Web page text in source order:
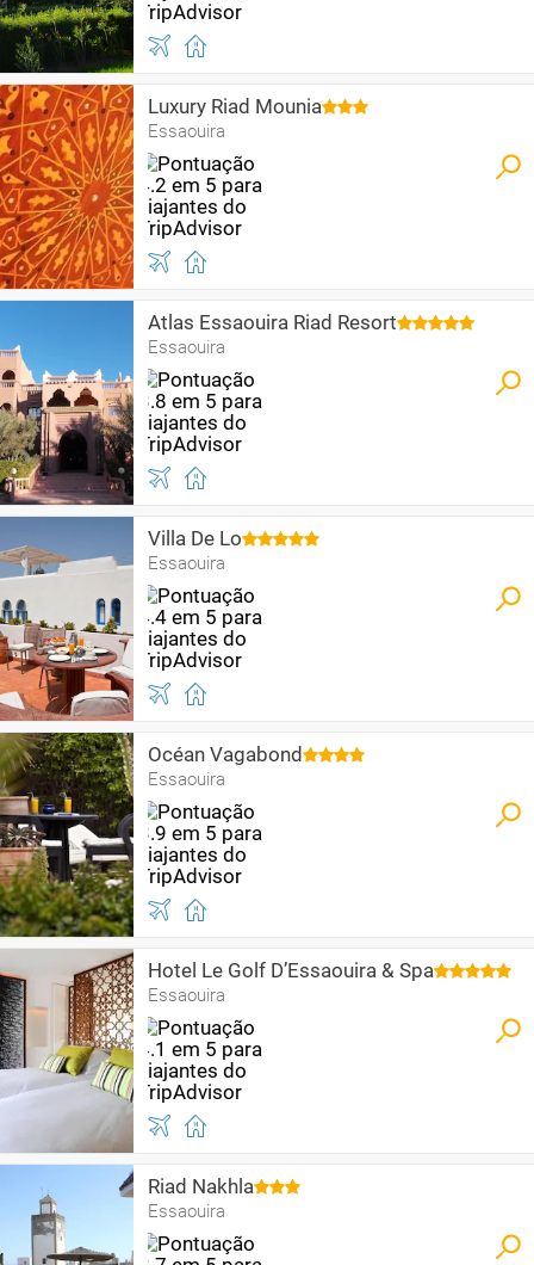
Luxury Riad Mounia
Essaouira
Atlas Essaouira Riad Resort
Essaouira
Villa De Lo
Essaouira
Océan Vagabond
Essaouira
Hotel Le Golf D’Essaouira & Spa
Essaouira
Riad Nakhla
Essaouira